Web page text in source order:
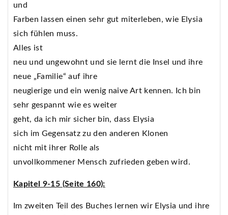
und
Farben lassen einen sehr gut miterleben, wie Elysia
sich fühlen muss.
Alles ist
neu und ungewohnt und sie lernt die Insel und ihre
neue „Familie“ auf ihre
neugierige und ein wenig naive Art kennen. Ich bin
sehr gespannt wie es weiter
geht, da ich mir sicher bin, dass Elysia
sich im Gegensatz zu den anderen Klonen
nicht mit ihrer Rolle als
unvollkommener Mensch zufrieden geben wird.
Kapitel 9-15 (Seite 160):
Im zweiten Teil des Buches lernen wir Elysia und ihre